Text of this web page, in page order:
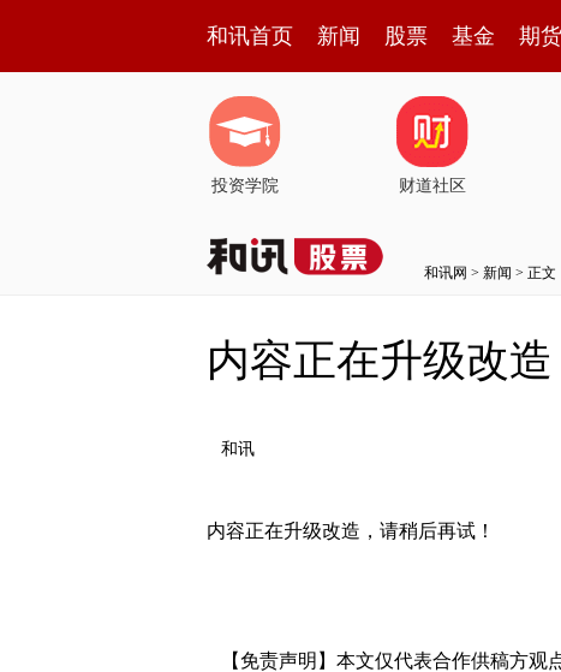
和讯首页 新闻 股票 基金 期货
投资学院 财道社区
和讯网 > 新闻 > 正文
内容正在升级改造
和讯
内容正在升级改造，请稍后再试！
【免责声明】本文仅代表合作供稿方观